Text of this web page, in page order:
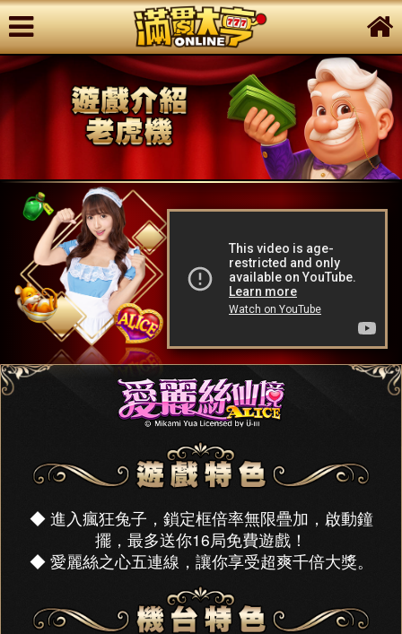
◆ 進入瘋狂兔子，鎖定框倍率無限疊加，啟動鐘
擺，最多送你16局免費遊戲！
◆ 愛麗絲之心五連線，讓你享受超爽千倍大獎。